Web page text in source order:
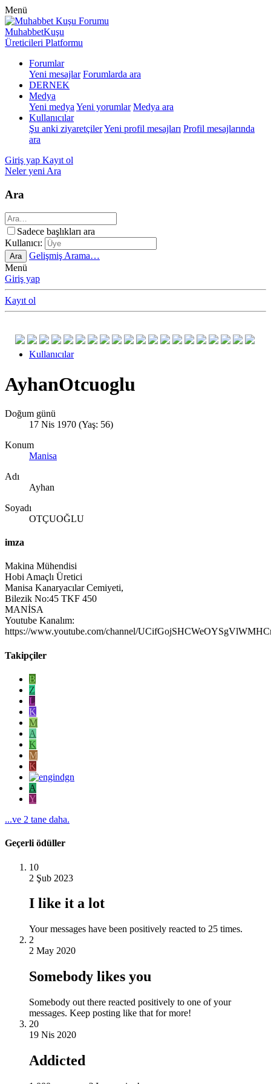
Menü
MuhabbetKuşu
Üreticileri Platformu
Forumlar
Yeni mesajlar Forumlarda ara
DERNEK
Medya
Yeni medya Yeni yorumlar Medya ara
Kullanıcılar
Şu anki ziyaretçilerYeni profil mesajları Profil mesajlarında
ara
Giriş yap Kayıt ol
Neler yeni Ara
Ara
Sadece başlıkları ara
Kullanıcı:
Ara
Gelişmiş Arama…
Menü
Giriş yap
Kayıt ol
Kullanıcılar
AyhanOtcuoglu
Doğum günü
17 Nis 1970 (Yaş: 56)
Konum
Manisa
Adı
Ayhan
Soyadı
OTÇUOĞLU
imza
Makina Mühendisi
Hobi Amaçlı Üretici
Manisa Kanaryacılar Cemiyeti,
Bilezik No:45 TKF 450
MANİSA
Youtube Kanalım:
https://www.youtube.com/channel/
Takipçiler
B
Z
L
K
M
A
K
M
K
A
Y
...ve 2 tane daha.
Geçerli ödüller
10
2 Şub 2023
I like it a lot
Your messages have been positively reacted to 25 times.
2
2 May 2020
Somebody likes you
Somebody out there reacted positively to one of your
messages. Keep posting like that for more!
20
19 Nis 2020
Addicted